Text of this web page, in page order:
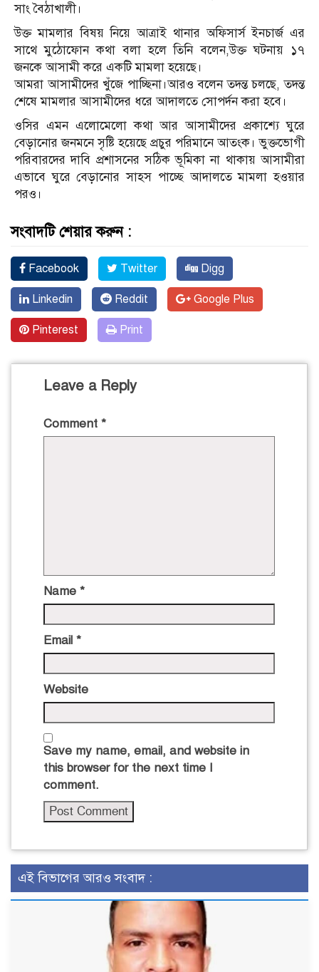
সাং বৈঠাখালী।
উক্ত মামলার বিষয় নিয়ে আত্রাই থানার অফিসার্স ইনচার্জ এর
সাথে মুঠোফোন কথা বলা হলে তিনি বলেন,উক্ত ঘটনায় ১৭
জনকে আসামী করে একটি মামলা হয়েছে।
আমরা আসামীদের খুঁজে পাচ্ছিনা।আরও বলেন তদন্ত চলছে, তদন্ত
শেষে মামলার আসামীদের ধরে আদালতে সোপর্দন করা হবে।
ওসির এমন এলোমেলাে কথা আর আসামীদের প্রকাশ্যে ঘুরে
বেড়ানোর জনমনে সৃষ্টি হয়েছে প্রচুর পরিমানে আতংক। ভুক্তভোগী
পরিবারদের দাবি প্রশাসনের সঠিক ভূমিকা না থাকায় আসামীরা
এভাবে ঘুরে বেড়ানোর সাহস পাচ্ছে আদালতে মামলা হওয়ার
পরও।
সংবাদটি শেয়ার করুন :
Facebook Twitter Digg
Linkedin Reddit Google Plus
Pinterest Print
Leave a Reply
Comment *
Name *
Email *
Website
Save my name, email, and website in
this browser for the next time I
comment.
এই বিভাগের আরও সংবাদ :